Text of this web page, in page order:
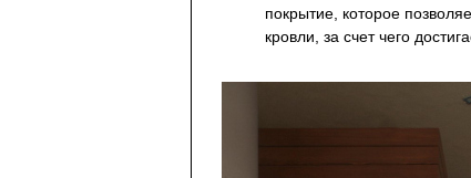
покрытие, которое
кровли, за счет чего